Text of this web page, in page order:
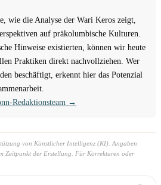
wie die Analyse der Wari Keros zeigt,
auf präkolumbische Kulturen.
Hinweise existierten, können wir heute
Praktiken direkt nachvollziehen. Wer
beschäftigt, erkennt hier das Potenzial
Redaktionsteam →
von Künstlicher Intelligenz (KI). Angaben
Zeitpunkt der Erstellung. Für Korrekturen oder